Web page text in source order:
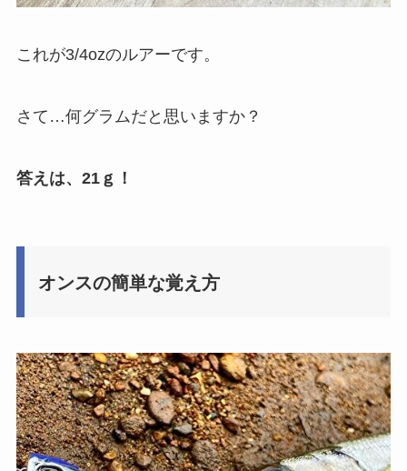
これが3/4ozのルアーです。
さて…何グラムだと思いますか？
答えは、21ｇ！
オンスの簡単な覚え方